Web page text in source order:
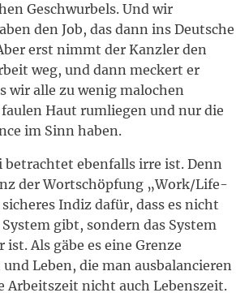
Geschwurbels. Und wir
den Job, das dann ins Deutsche
erst nimmt der Kanzler den
weg, und dann meckert er
wir alle zu wenig malochen
Haut rumliegen und nur die
im Sinn haben.
betrachtet ebenfalls irre ist. Denn
der Wortschöpfung „Work/Life-
Indiz dafür, dass es nicht
gibt, sondern das System
ist. Als gäbe es eine Grenze
Leben, die man ausbalancieren
Arbeitszeit nicht auch Lebenszeit.